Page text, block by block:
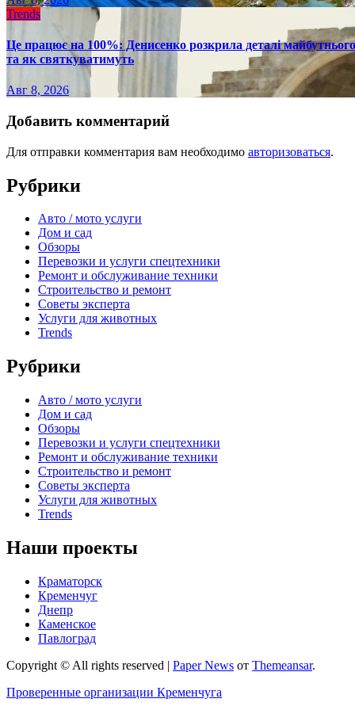
Trends
Це працює на 100%: Денисенко розкрила деталі майбутнього
та як святкуватимуть
Авг 8, 2026
Добавить комментарий
Для отправки комментария вам необходимо авторизоваться.
Рубрики
Авто / мото услуги
Дом и сад
Обзоры
Перевозки и услуги спецтехники
Ремонт и обслуживание техники
Строительство и ремонт
Советы эксперта
Услуги для животных
Trends
Рубрики
Авто / мото услуги
Дом и сад
Обзоры
Перевозки и услуги спецтехники
Ремонт и обслуживание техники
Строительство и ремонт
Советы эксперта
Услуги для животных
Trends
Наши проекты
Краматорск
Кременчуг
Днепр
Каменское
Павлоград
Copyright © All rights reserved | Paper News от Themeansar.
Проверенные организации Кременчуга